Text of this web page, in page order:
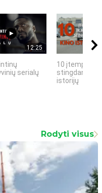
12:25
serialų
10 įtemptų,
stingdančių
istorijų
Rodyti visus